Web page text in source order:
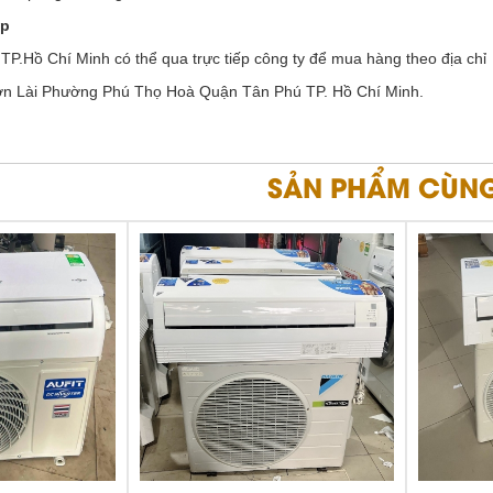
Chí Minh có thể qua trực tiếp công ty để mua hàng theo địa chỉ
Lài Phường Phú Thọ Hoà Quận Tân Phú TP. Hồ Chí Minh.
SẢN PHẨM